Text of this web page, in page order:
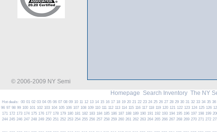
© 2006-2009 NY Semi
Homepage Search Inventory The NY
Hot deals: 00 01 02 03 04 05 06 07 08 09 10 11 12 13 14 15 16 17 18 19 20 21 22 23 24 25 26 27 28 29 30 31 32 33 34 35 36
96 97 98 99 100 101 102 103 104 105 106 107 108 109 110 111 112 113 114 115 116 117 118 119 120 121 122 123 124 125 126
171 172 173 174 175 176 177 178 179 180 181 182 183 184 185 186 187 188 189 190 191 192 193 194 195 196 197 198 199
244 245 246 247 248 249 250 251 252 253 254 255 256 257 258 259 260 261 262 263 264 265 266 267 268 269 270 271 272